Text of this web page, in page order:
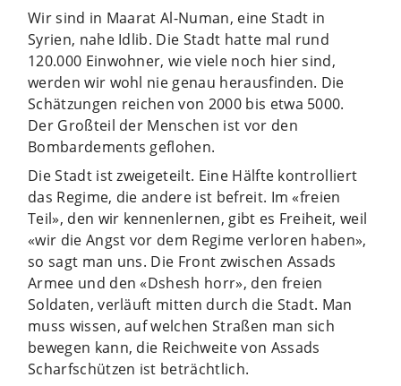
Wir sind in Maarat Al-Numan, eine Stadt in
Syrien, nahe Idlib. Die Stadt hatte mal rund
120.000 Einwohner, wie viele noch hier sind,
werden wir wohl nie genau herausfinden. Die
Schätzungen reichen von 2000 bis etwa 5000.
Der Großteil der Menschen ist vor den
Bombardements geflohen.
Die Stadt ist zweigeteilt. Eine Hälfte kontrolliert
das Regime, die andere ist befreit. Im «freien
Teil», den wir kennenlernen, gibt es Freiheit, weil
«wir die Angst vor dem Regime verloren haben»,
so sagt man uns. Die Front zwischen Assads
Armee und den «Dshesh horr», den freien
Soldaten, verläuft mitten durch die Stadt. Man
muss wissen, auf welchen Straßen man sich
bewegen kann, die Reichweite von Assads
Scharfschützen ist beträchtlich.